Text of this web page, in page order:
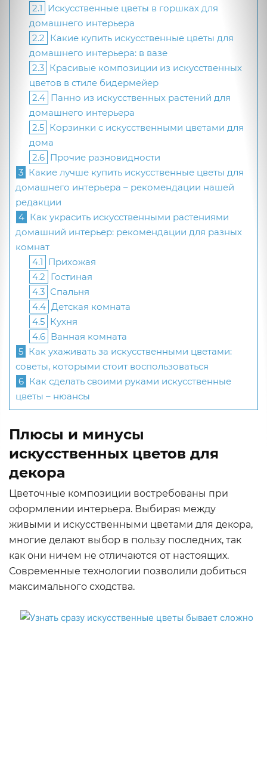
2.1 Искусственные цветы в горшках для
домашнего интерьера
2.2 Какие купить искусственные цветы для
домашнего интерьера: в вазе
2.3 Красивые композиции из искусственных
цветов в стиле бидермейер
2.4 Панно из искусственных растений для
домашнего интерьера
2.5 Корзинки с искусственными цветами для
дома
2.6 Прочие разновидности
3 Какие лучше купить искусственные цветы для
домашнего интерьера – рекомендации нашей
редакции
4 Как украсить искусственными растениями
домашний интерьер: рекомендации для разных
комнат
4.1 Прихожая
4.2 Гостиная
4.3 Спальня
4.4 Детская комната
4.5 Кухня
4.6 Ванная комната
5 Как ухаживать за искусственными цветами:
советы, которыми стоит воспользоваться
6 Как сделать своими руками искусственные
цветы – нюансы
Плюсы и минусы
искусственных цветов для
декора
Цветочные композиции востребованы при
оформлении интерьера. Выбирая между
живыми и искусственными цветами для декора,
многие делают выбор в пользу последних, так
как они ничем не отличаются от настоящих.
Современные технологии позволили добиться
максимального сходства.